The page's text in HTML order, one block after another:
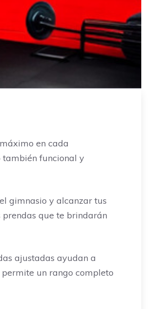
en cada
también funcional y
gimnasio y alcanzar tus
prendas que te brindarán
ajustadas ayudan a
un rango completo